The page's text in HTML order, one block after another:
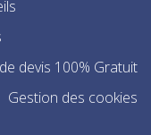
devis 100% Gratuit
Gestion des cookies